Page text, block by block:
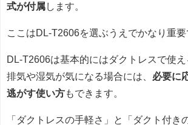
式が付属します。
ここはDL-T2606を選ぶうえでかなり重要
DL-T2606は基本的にはダクトレスで使え
排気や湿気が気になる場合には、 必要に
逃がす使い方もできます。
「ダクトレスの手軽さ」と「ダクト付き